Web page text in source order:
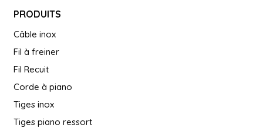
PRODUITS
Câble inox
Fil à freiner
Fil Recuit
Corde à piano
Tiges inox
Tiges piano ressort